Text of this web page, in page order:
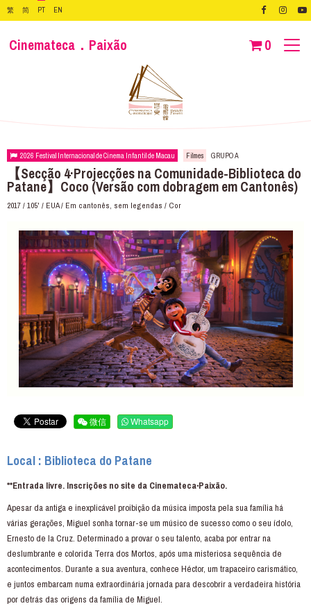
繁 简 PT EN
Cinemateca．Paixão 0
2026 Festival Internacional de Cinema Infantil de Macau Filmes GRUPO A
【Secção 4·Projecções na Comunidade-Biblioteca do
Patane】Coco (Versão com dobragem em Cantonês)
2017 / 105' / EUA / Em cantonês, sem legendas / Cor
微信 Whatsapp
Local : Biblioteca do Patane
**Entrada livre. Inscrições no site da Cinemateca‧Paixão.
Apesar da antiga e inexplicável proibição da música imposta pela sua família há
várias gerações, Miguel sonha tornar-se um músico de sucesso como o seu ídolo,
Ernesto de la Cruz. Determinado a provar o seu talento, acaba por entrar na
deslumbrante e colorida Terra dos Mortos, após uma misteriosa sequência de
acontecimentos. Durante a sua aventura, conhece Héctor, um trapaceiro carismático,
e juntos embarcam numa extraordinária jornada para descobrir a verdadeira história
por detrás das origens da família de Miguel.